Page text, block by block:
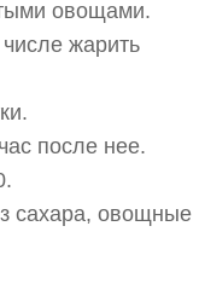
овощами.
жарить
после нее.
сахара, овощные